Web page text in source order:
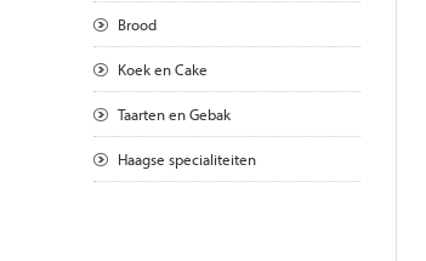
Brood
Koek en Cake
Taarten en Gebak
Haagse specialiteiten